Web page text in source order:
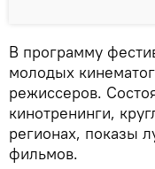
В программу
молодых
режиссеров.
кинотренинги,
регионах, показы
фильмов.